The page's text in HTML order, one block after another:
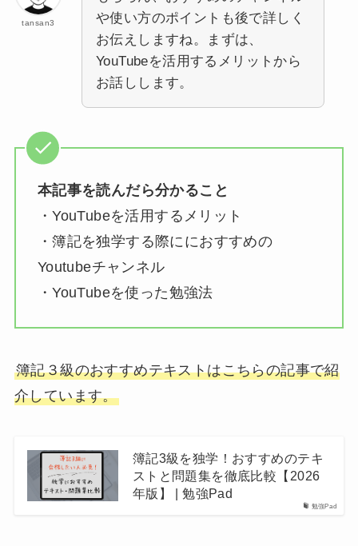
tansan3
や使い方のポイントも後で詳しく
お伝えしますね。まずは、
YouTubeを活用するメリットから
お話しします。
本記事を読んだら分かること
・YouTubeを活用するメリット
・簿記を独学する際ににおすすめの
Youtubeチャンネル
・YouTubeを使った勉強法
簿記３級のおすすめテキストはこちらの記事で紹
介しています。
勉強Pad
簿記3級を独学！おすすめのテキ
ストと問題集を徹底比較【2026
年版】 | 勉強Pad